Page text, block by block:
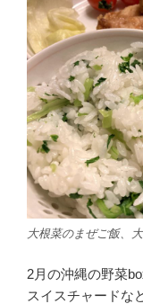
大根菜のまぜご飯、
2月の沖縄の野菜
スイスチャードな